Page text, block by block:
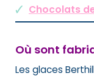
Chocolats de
Où sont
Les glaces